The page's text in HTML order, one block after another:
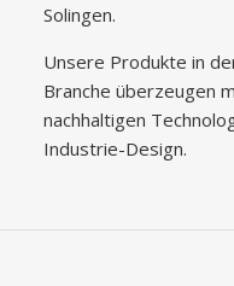
Solingen.
Unsere Produkte in
Branche überzeugen
nachhaltigen
Industrie-Design.